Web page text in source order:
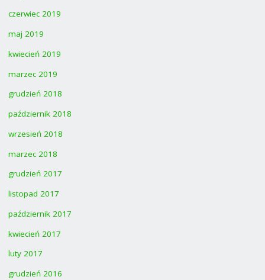
czerwiec 2019
maj 2019
kwiecień 2019
marzec 2019
grudzień 2018
październik 2018
wrzesień 2018
marzec 2018
grudzień 2017
listopad 2017
październik 2017
kwiecień 2017
luty 2017
grudzień 2016